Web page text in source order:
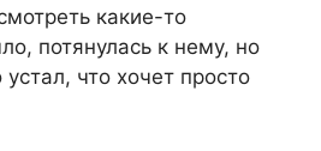
какие-то
потянулась к нему, но
что хочет просто